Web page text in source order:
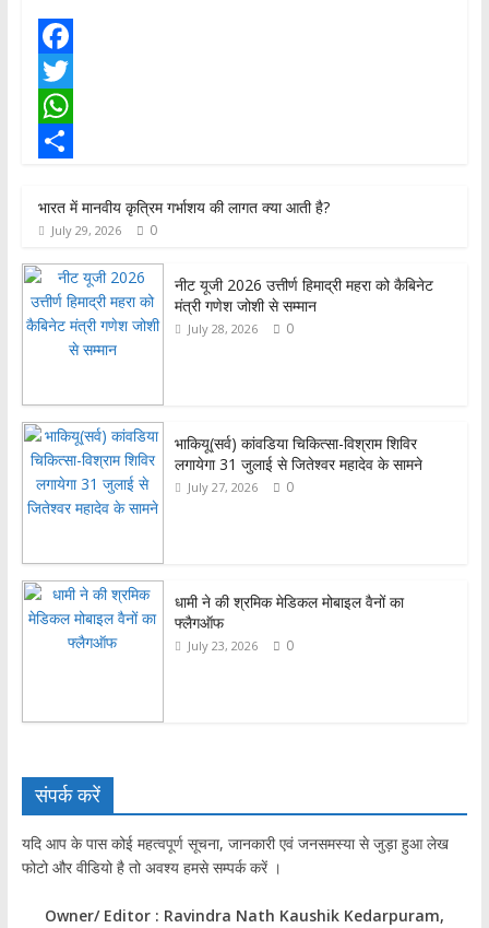
F
a
c
b
o
k
T
w
t
e
r
W
a
s
A
h
r
e
भारत में मानवीय कृत्रिम गर्भाशय की लागत क्या आती है?
July 29, 2026 0
नीट यूजी 2026 उत्तीर्ण हिमाद्री महरा को कैबिनेट
मंत्री गणेश जोशी से सम्मान
July 28, 2026 0
भाकियू(सर्व) कांवडिया चिकित्सा-विश्राम शिविर
लगायेगा 31 जुलाई से जितेश्वर महादेव के सामने
July 27, 2026 0
धामी ने की श्रमिक मेडिकल मोबाइल वैनों का
फ्लैगऑफ
July 23, 2026 0
संपर्क करें
यदि आप के पास कोई महत्वपूर्ण सूचना, जानकारी एवं जनसमस्या से जुड़ा हुआ लेख
फोटो और वीडियो है तो अवश्य हमसे सम्पर्क करें ।
Owner/ Editor : Ravindra Nath Kaushik Kedarpuram,